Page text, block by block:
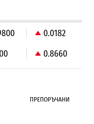
0.0182
0.8660
ПРЕПОРЪЧАНИ